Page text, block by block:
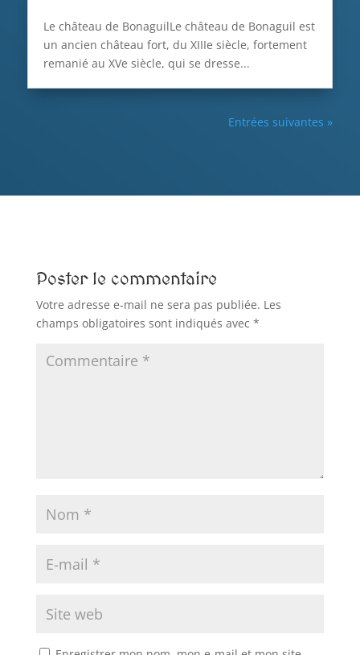
Le château de BonaguilLe château de Bonaguil est
un ancien château fort, du XIIIe siècle, fortement
remanié au XVe siècle, qui se dresse...
Entrées suivantes »
Poster le commentaire
Votre adresse e-mail ne sera pas publiée. Les
champs obligatoires sont indiqués avec *